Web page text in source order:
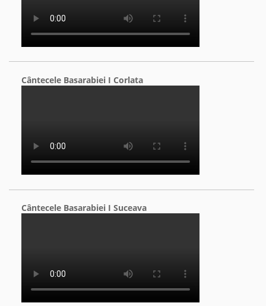
Cântecele Basarabiei I Corlata
Cântecele Basarabiei I Suceava